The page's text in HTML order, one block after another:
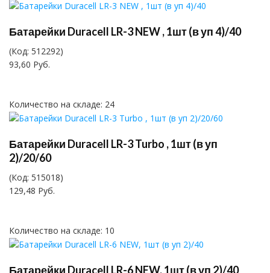
Батарейки Duracell LR-3 NEW , 1шт (в уп 4)/40
(Код: 512292)
93,60 Руб.
Количество на складе: 24
Батарейки Duracell LR-3 Turbo , 1шт (в уп
2)/20/60
(Код: 515018)
129,48 Руб.
Количество на складе: 10
Батарейки Duracell LR-6 NEW, 1шт (в уп 2)/40